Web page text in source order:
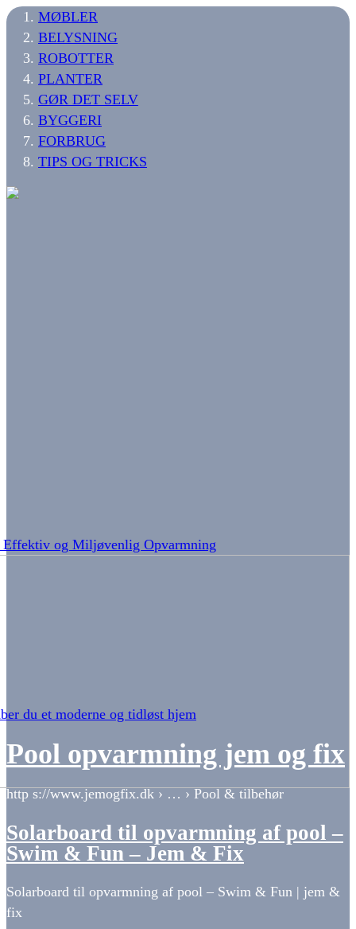
MØBLER
BELYSNING
ROBOTTER
PLANTER
GØR DET SELV
BYGGERI
FORBRUG
TIPS OG TRICKS
og Miljøvenlig Opvarmning
du et moderne og tidløst hjem
Pool opvarmning jem og fix
http s://www.jemogfix.dk › … › Pool & tilbehør
Solarboard til opvarmning af pool –
Swim & Fun – Jem & Fix
Solarboard til opvarmning af pool – Swim & Fun | jem &
fix